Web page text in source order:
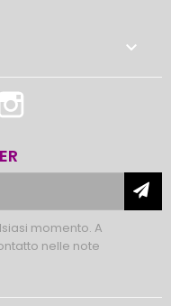

momento. A
nelle note